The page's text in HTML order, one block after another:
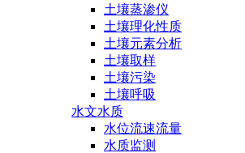
土壤蒸渗仪
土壤理化性质
土壤元素分析
土壤取样
土壤污染
土壤呼吸
水文水质
水位流速流量
水质监测